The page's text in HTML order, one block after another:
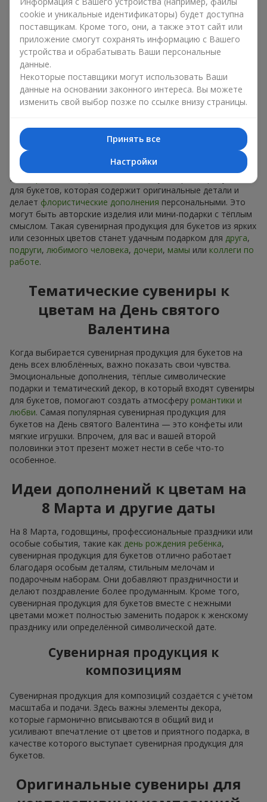
Сувениры к букетам на разные
праздники
Праздник задаёт настроение, а сувенирная продукция для
букетов его подчёркивает. Именно поэтому сувениры к
цветам часто выбирают с учётом даты и события. В нашем
ассортименте найдётся сувенирная продукция для букетов,
которая подойдёт к любому празднику и может быть
рассчитана на любой бюджет.
Сувенирная продукция к
букетам на День рождения
К
для букетов, которая содержит оригинальные детали и
делает флористические дополнения персональными. Это
могут быть авторские изделия или мини-подарки с тёплым
смыслом. Такая сувенирная продукция для букетов из ярких
или сезонных цветов станет удачным подарком для друга,
подруги, любимого человека, дочери, мамы или коллеги по
работе.
Тематические сувениры к
цветам на День святого
Валентина
Когда выбирается сувенирная продукция для букетов на
день всех влюблённых, важно показать свои чувства.
Эмоциональные дополнения, тёплые символические
подарки и тематический декор, в который входят сувениры
для букетов, помогают создать атмосферу романтики и
любви. Самая популярная сувенирная продукция для
букетов на День святого Валентина — это конфеты или
мягкие игрушки. Впрочем, для вас и вашей второй
половинки этот презент может нести в себе что-то
особенное.
Идеи дополнений к цветам на
8 Марта и другие даты
На 8 Марта, годовщины, профессиональные праздники или
особые события, такие как день рождения ребёнка,
сувенирная продукция для букетов отлично работает
благодаря особым деталям, стильным мелочам и
подарочным наборам. Они добавляют праздничности и
делают поздравление более продуманным. Кроме того,
сувенирная продукция для букетов вместе с нежными
цветами может полностью заменить подарок к женскому
празднику или определённой символической дате.
Сувенирная продукция к
композициям
Сувенирная продукция для композиций создаётся с учётом
масштаба и подачи. Здесь важны элементы декора,
которые гармонично вписываются в общий вид и
усиливают впечатление от цветов и приятного подарка, в
качестве которого выступает сувенирная продукция для
букетов.
Оригинальные сувениры для
cookie и уникальные идентификаторы) будет доступна
поставщикам. Кроме того, они, а также этот сайт или
приложение смогут сохранять информацию с Вашего
устройства и обрабатывать Ваши персональные
данные.
Некоторые поставщики могут использовать Ваши
данные на основании законного интереса. Вы можете
изменить свой выбор позже по ссылке внизу страницы.
Принять все
Настройки